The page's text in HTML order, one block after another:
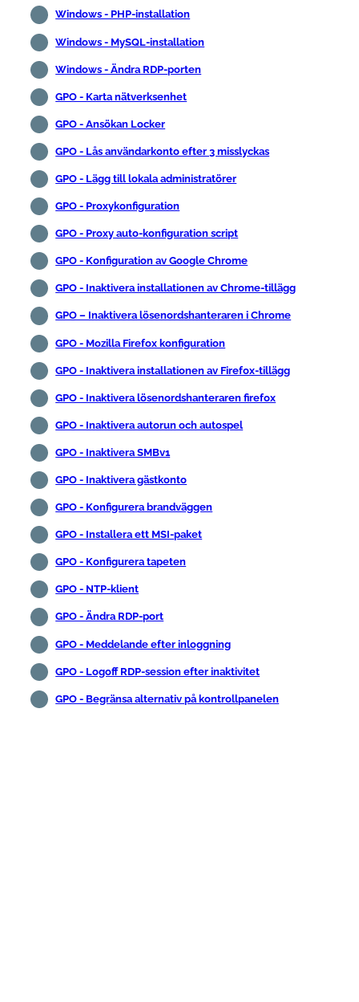
Windows - PHP-installation
Windows - MySQL-installation
Windows - Ändra RDP-porten
GPO - Karta nätverksenhet
GPO - Ansökan Locker
GPO - Lås användarkonto efter 3 misslyckas
GPO - Lägg till lokala administratörer
GPO - Proxykonfiguration
GPO - Proxy auto-konfiguration script
GPO - Konfiguration av Google Chrome
GPO - Inaktivera installationen av Chrome-tillägg
GPO – Inaktivera lösenordshanteraren i Chrome
GPO - Mozilla Firefox konfiguration
GPO - Inaktivera installationen av Firefox-tillägg
GPO - Inaktivera lösenordshanteraren firefox
GPO - Inaktivera autorun och autospel
GPO - Inaktivera SMBv1
GPO - Inaktivera gästkonto
GPO - Konfigurera brandväggen
GPO - Installera ett MSI-paket
GPO - Konfigurera tapeten
GPO - NTP-klient
GPO - Ändra RDP-port
GPO - Meddelande efter inloggning
GPO - Logoff RDP-session efter inaktivitet
GPO - Begränsa alternativ på kontrollpanelen